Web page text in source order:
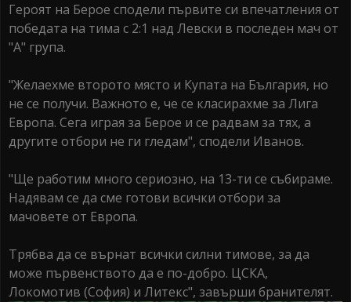
Героят на Берое сподели първите си впечатления от
победата на тима с 2:1 над Левски в последен мач от
"А" група.
"Желаехме второто място и Купата на България, но
не се получи. Важното е, че се класирахме за Лига
Европа. Сега играя за Берое и се радвам за тях, а
другите отбори не ги гледам", сподели Иванов.
"Ще работим много сериозно, на 13-ти се събираме.
Надявам се да сме готови всички отбори за
мачовете от Европа.
Трябва да се върнат всички силни тимове, за да
може първенството да е по-добро. ЦСКА,
Локомотив (София) и Литекс", завърши бранителят.